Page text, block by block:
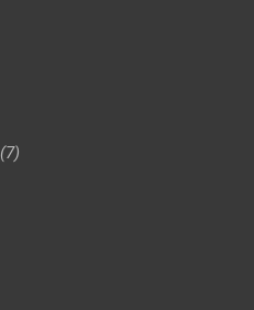
(7)